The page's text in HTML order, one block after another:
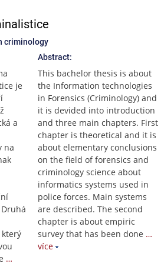
criminology
je
a
na
…
Abstract:
This bachelor thesis is about
the Information technologies
in Forensics (Criminology) and
it is devided into introduction
and three main chapters. First
chapter is theoretical and it is
about elementary conclusions
on the field of forensics and
criminology science about
informatics systems used in
police forces. Main systems
are described. The second
chapter is about empiric
survey that has been done …
více